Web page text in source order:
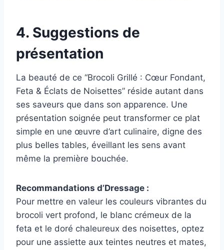
4. Suggestions de
présentation
La beauté de ce “Brocoli Grillé : Cœur Fondant,
Feta & Éclats de Noisettes” réside autant dans
ses saveurs que dans son apparence. Une
présentation soignée peut transformer ce plat
simple en une œuvre d’art culinaire, digne des
plus belles tables, éveillant les sens avant
même la première bouchée.
Recommandations d’Dressage :
Pour mettre en valeur les couleurs vibrantes du
brocoli vert profond, le blanc crémeux de la
feta et le doré chaleureux des noisettes, optez
pour une assiette aux teintes neutres et mates,